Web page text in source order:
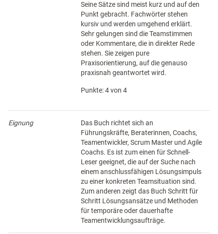
Seine Sätze sind meist kurz und auf den
Punkt gebracht. Fachwörter stehen
kursiv und werden umgehend erklärt.
Sehr gelungen sind die Teamstimmen
oder Kommentare, die in direkter Rede
stehen. Sie zeigen pure
Praxisorientierung, auf die genauso
praxisnah geantwortet wird.
Punkte: 4 von 4
Eignung
Das Buch richtet sich an
Führungskräfte, Beraterinnen, Coachs,
Teamentwickler, Scrum Master und Agile
Coachs. Es ist zum einen für Schnell-
Leser geeignet, die auf der Suche nach
einem anschlussfähigen Lösungsimpuls
zu einer konkreten Teamsituation sind.
Zum anderen zeigt das Buch Schritt für
Schritt Lösungsansätze und Methoden
für temporäre oder dauerhafte
Teamentwicklungsaufträge.